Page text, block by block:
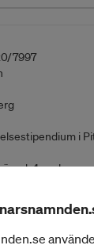
7997
i
4 veckor